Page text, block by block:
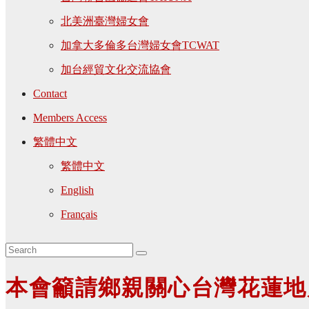
北美洲臺灣婦女會
加拿大多倫多台灣婦女會TCWAT
加台經貿文化交流協會
Contact
Members Access
繁體中文
繁體中文
English
Français
本會籲請鄉親關心台灣花蓮